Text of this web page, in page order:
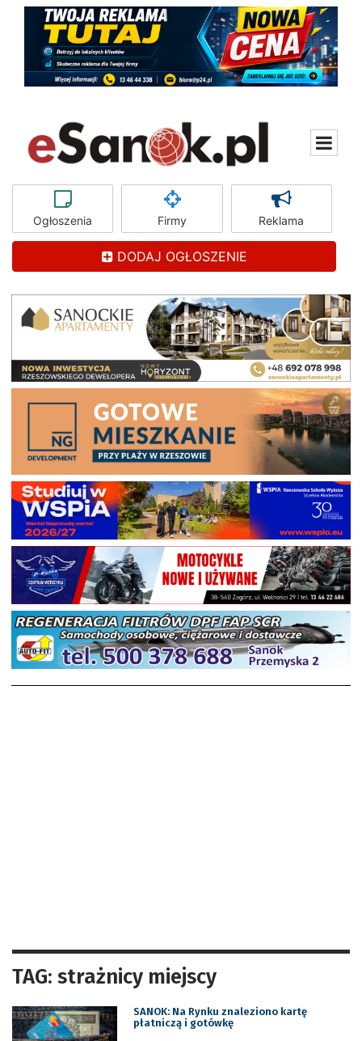
Ogłoszenia Firmy Reklama
DODAJ OGŁOSZENIE
TAG: strażnicy miejscy
SANOK: Na Rynku znaleziono kartę
płatniczą i gotówkę